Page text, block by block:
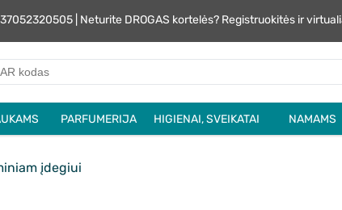
| Neturite DROGAS kortelės? Registruokitės ir
PARFUMERIJA HIGIENAI, SVEIKATAI NAMAMS
įdegiui